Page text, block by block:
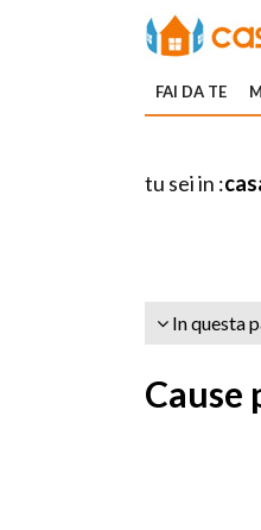
FAI DA TE
tu sei in :
In questa